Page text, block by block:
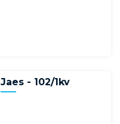
Jaes - 102/1kv